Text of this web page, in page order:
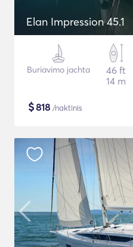
Elan Impression 45.1
Buriavimo jachta
46 ft
14 m
$818 /naktinis